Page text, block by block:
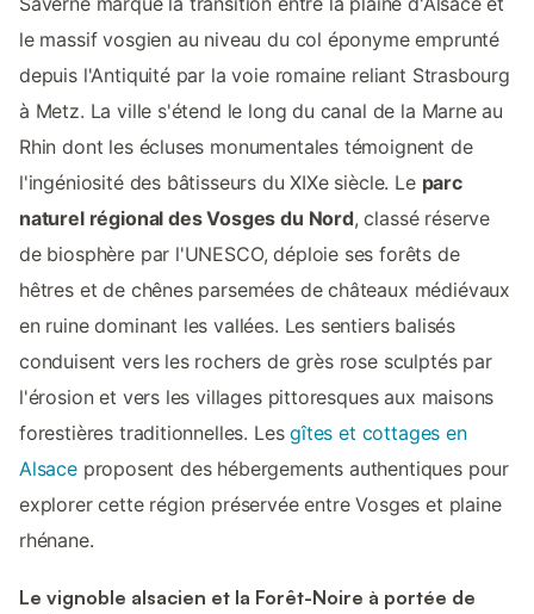
le massif vosgien au niveau du col éponyme emprunté
depuis l'Antiquité par la voie romaine reliant Strasbourg
à Metz. La ville s'étend le long du canal de la Marne au
Rhin dont les écluses monumentales témoignent de
l'ingéniosité des bâtisseurs du XIXe siècle. Le parc
naturel régional des Vosges du Nord, classé réserve
de biosphère par l'UNESCO, déploie ses forêts de
hêtres et de chênes parsemées de châteaux médiévaux
en ruine dominant les vallées. Les sentiers balisés
conduisent vers les rochers de grès rose sculptés par
l'érosion et vers les villages pittoresques aux maisons
forestières traditionnelles. Lesgîtes et cottages en
Alsaceproposent des hébergements authentiques pour
explorer cette région préservée entre Vosges et plaine
rhénane.
Le vignoble alsacien et la Forêt-Noire à portée de